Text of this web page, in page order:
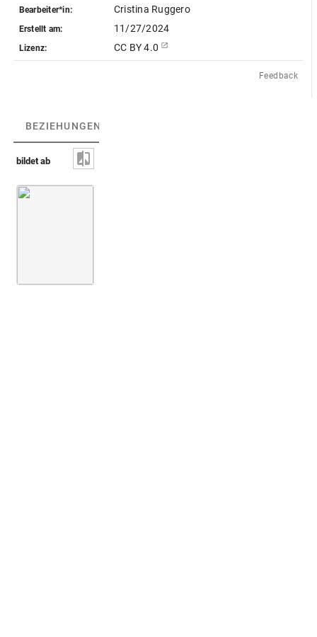
Bearbeiter*in:
Cristina Ruggero
Erstellt am: 11/27/2024
Lizenz: CC BY 4.0
Feedback
BEZIEHUNGEN
bildet ab